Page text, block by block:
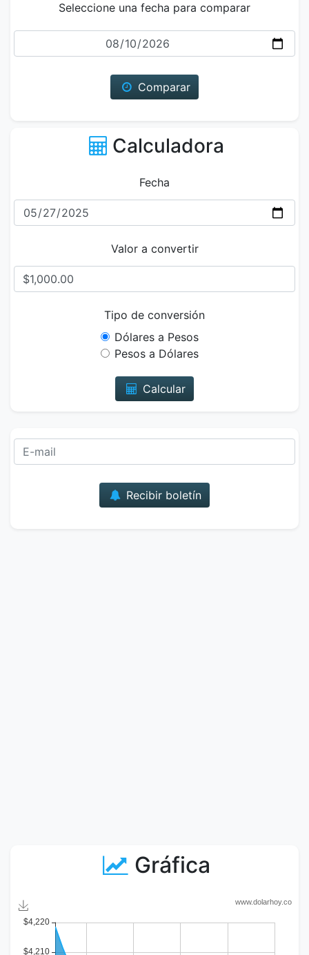
Seleccione una fecha para comparar
Fecha
Comparar
Calculadora
Fecha
Valor a convertir
Tipo de conversión
Dólares a Pesos
Pesos a Dólares
Calcular
Recibir boletín
Gráfica